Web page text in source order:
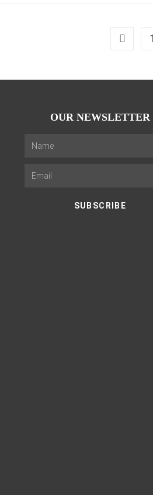
1
OUR NEWSLETTER
SUBSCRIBE